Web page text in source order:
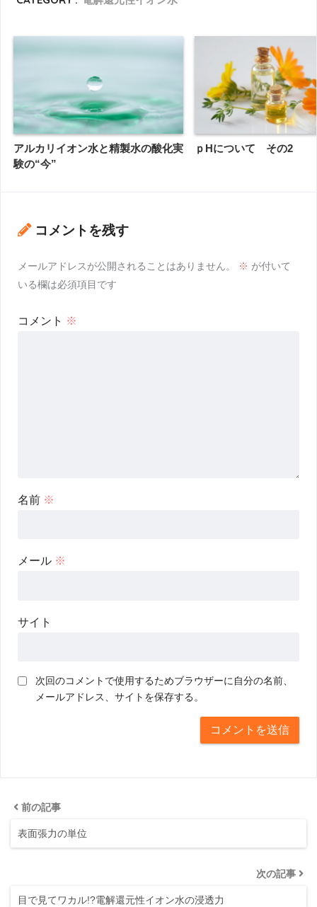
アルカリイオン水と精製水の酸化実
験の“今”
ｐHについて その2
コメントを残す
メールアドレスが公開されることはありません。 ※ が付いて
いる欄は必須項目です
コメント ※
名前 ※
メール ※
サイト
次回のコメントで使用するためブラウザーに自分の名前、
メールアドレス、サイトを保存する。
前の記事
表面張力の単位
次の記事
目で見てワカル!?電解還元性イオン水の浸透力